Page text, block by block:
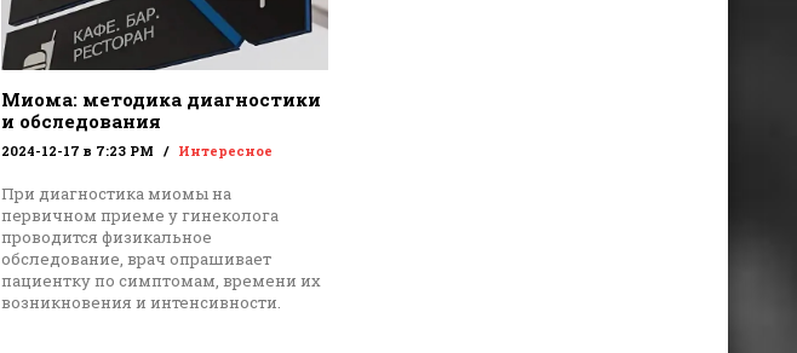
Миома: методика диагностики
и обследования
2024-12-17 в 7:23 PM Интересное
При диагностика миомы на
первичном приеме у гинеколога
проводится физикальное
обследование, врач опрашивает
пациентку по симптомам, времени их
возникновения и интенсивности.